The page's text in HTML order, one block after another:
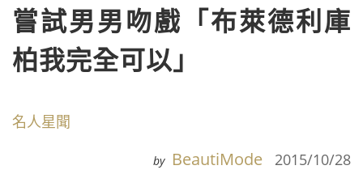
嘗試男男吻戲「布萊德利庫
柏我完全可以」
名人星聞
by BeautiMode 2015/10/28